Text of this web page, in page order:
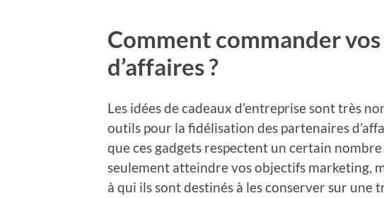
Comment commander
d’affaires ?
Les idées de cadeaux d’entreprise sont très
outils pour la fidélisation des partenaires
que ces gadgets respectent un certain
seulement atteindre vos objectifs marketing,
à qui ils sont destinés à les conserver sur une